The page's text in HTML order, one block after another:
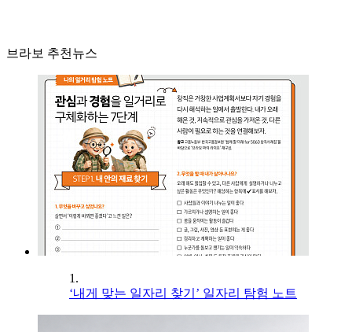
브라보 추천뉴스
1.
‘내게 맞는 일자리 찾기’ 일자리 탐험 노트